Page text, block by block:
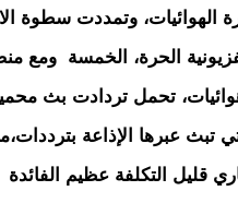
الهوائيات، وتمددت سطوة
الحرة، الخمسة ومع
تحمل تردادت بث
تبث عبرها الإذاعة
قليل التكلفة عظيم